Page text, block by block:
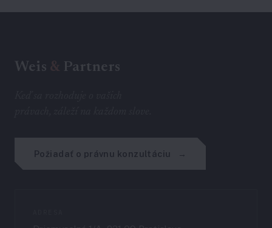
Weis Partners
Požiadať o právnu konzultáciu